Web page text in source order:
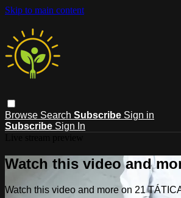
Skip to main content
Browse Search Subscribe Sign in
Subscribe Sign In
Watch this video and
Watch this video and more on 21